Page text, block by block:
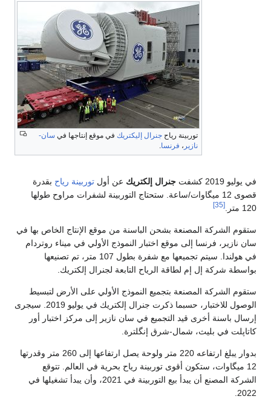
توربينة رياح جنرال إليكتريك في موقع إنتاجها في سان-
نازير ، فرنسا.
في يوليو 2019 كشفت جنرال إلكتريك عن أول توربينة رياح بقدرة
قصوى 12 ميگاوات/ساعة. ستحتاج التوربينة لشفرات مراوح طولها
120 متر.
[35]
ستقوم الشركة المصنعة بشحن الباسنة من موقع الإنتاج الخاص بها في
سان نازير، فرنسا إلى موقع اختبار النموذج الأولي في ميناء روتردام
في هولندا. سيتم تجميعها مع شفرة بطول 107 متر، تم تصنيعها
بواسطة شركة إل إم لطاقة الرياح التابعة لجنرال إلكتريك.
ستقوم الشركة المصنعة بتجميع النموذج الأولي على الأرض لتبسيط
الوصول للاختبار، حسبما ذكرت جنرال إلكتريك في يوليو 2019. سيجرى
إرسال باسنة أخرى قيد التجميع في سان نازير إلى مركز اختبار أور
كاتاپلت في بليث، شمال-شرق إنگلترة.
بدوار يبلغ ارتفاعه 220 متر ولوحة يصل ارتفاعها إلى 260 متر وقدرتها
12 ميگاوات، ستكون أقوى توربينة رياح بحرية في العالم. تتوقع
الشركة المصنع أن يبدأ بيع التوربينة في 2021، وأن يبدأ تشغيلها في
2022.